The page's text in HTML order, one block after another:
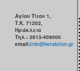
Αγίου Τίτου 1,
Τ.Κ. 71202,
Ηράκλειο
Τηλ.: 2813-409000
email:info@heraklion.gr